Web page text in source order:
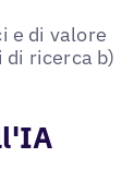
e di valore
di ricerca b)